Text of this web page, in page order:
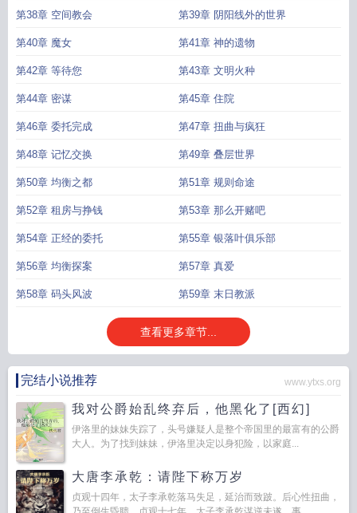
第38章 空间教会 第39章 阴阳线外的世界
第40章 魔女 第41章 神的遗物
第42章 等待您 第43章 文明火种
第44章 密谋 第45章 住院
第46章 委托完成 第47章 扭曲与疯狂
第48章 记忆交换 第49章 叠层世界
第50章 均衡之都 第51章 规则命途
第52章 租房与挣钱 第53章 那么开赌吧
第54章 正经的委托 第55章 银落叶俱乐部
第56章 均衡探案 第57章 真爱
第58章 码头风波 第59章 末日教派
查看更多章节...
完结小说推荐 www.ytxs.org
我对公爵始乱终弃后，他黑化了[西幻]
伊洛里的妹妹失踪了，头号嫌疑人是整个帝国里的最富有的公爵
大人。为了找到妹妹，伊洛里决定以身犯险，以家庭...
大唐李承乾：请陛下称万岁
贞观十四年，太子李承乾落马失足，延治而致跛。后心性扭曲，